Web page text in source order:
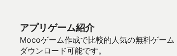
アプリゲーム紹介
Mocoゲーム作成で比較的人気の無料ゲーム
ダウンロード可能です。